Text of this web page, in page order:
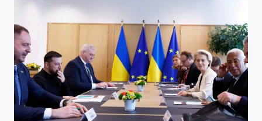
TUSSEN
EN
DE
CANADESE
PREMIER
MARK
CARNEY